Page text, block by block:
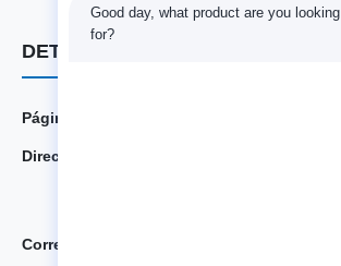
DETALLES DEL CONTACTO
Página web:
Dirección:
Correo electrónico:
Good day, what product are you looking
for?